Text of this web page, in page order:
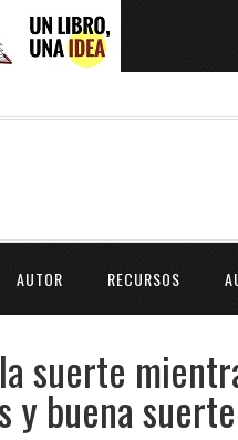
AUTOR RECURSOS
suerte
y buena suerte